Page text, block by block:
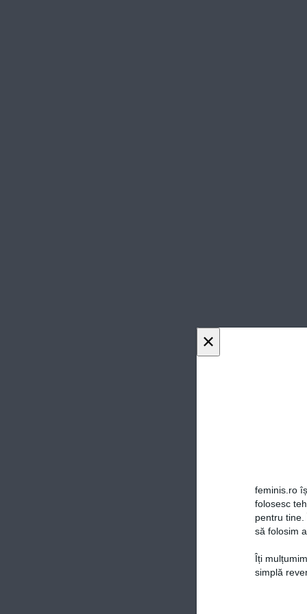
×
feminis.ro
folosesc
pentru
să folosim
Îți
simplă